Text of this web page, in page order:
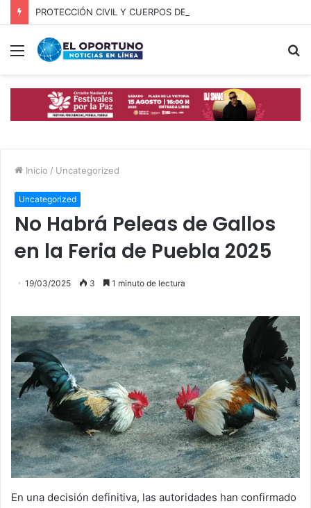
Menú
Inicio / Uncategorized
Uncategorized
No Habrá Peleas de Gallos
en la Feria de Puebla 2025
19/03/2025 3 1 minuto de lectura
En una decisión definitiva, las autoridades han confirmado